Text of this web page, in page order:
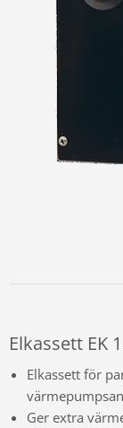
Elkassett EK
Elkassett för
Ger extra